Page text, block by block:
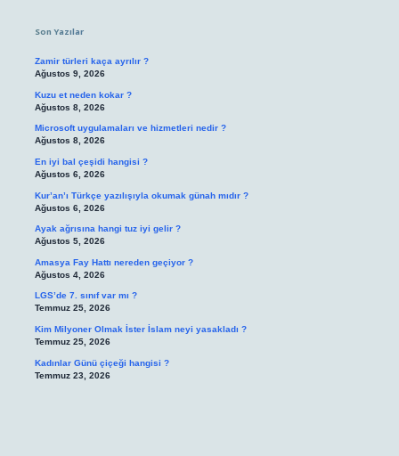
Son Yazılar
Zamir türleri kaça ayrılır ?
Ağustos 9, 2026
Kuzu et neden kokar ?
Ağustos 8, 2026
Microsoft uygulamaları ve hizmetleri nedir ?
Ağustos 8, 2026
En iyi bal çeşidi hangisi ?
Ağustos 6, 2026
Kur’an’ı Türkçe yazılışıyla okumak günah mıdır ?
Ağustos 6, 2026
Ayak ağrısına hangi tuz iyi gelir ?
Ağustos 5, 2026
Amasya Fay Hattı nereden geçiyor ?
Ağustos 4, 2026
LGS’de 7. sınıf var mı ?
Temmuz 25, 2026
Kim Milyoner Olmak İster İslam neyi yasakladı ?
Temmuz 25, 2026
Kadınlar Günü çiçeği hangisi ?
Temmuz 23, 2026